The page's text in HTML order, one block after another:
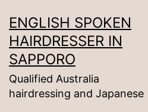
ン
テ
ン
ツ
ENGLISH SPOKEN
HAIRDRESSER IN
SAPPORO
Qualified Australia
hairdressing and Japanese